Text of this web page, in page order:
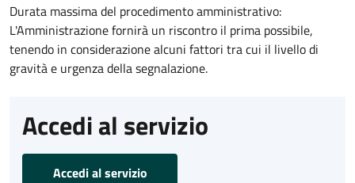
Durata massima del procedimento amministrativo:
L'Amministrazione fornirà un riscontro il prima possibile,
tenendo in considerazione alcuni fattori tra cui il livello di
gravità e urgenza della segnalazione.
Accedi al servizio
Accedi al servizio